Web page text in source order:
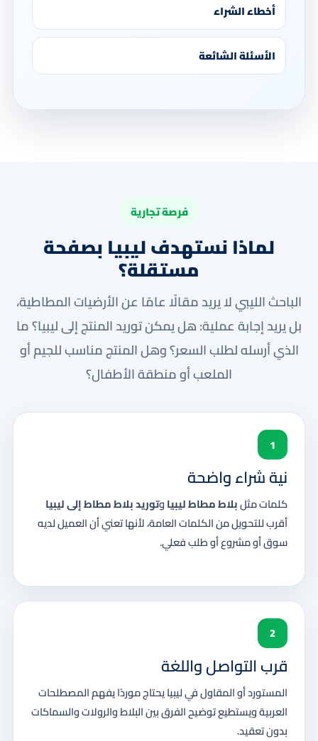
أخطاء الشراء
الأسئلة الشائعة
فرصة تجارية
لماذا نستهدف ليبيا بصفحة
مستقلة؟
الباحث الليبي لا يريد مقالًا عامًا عن الأرضيات المطاطية،
بل يريد إجابة عملية: هل يمكن توريد المنتج إلى ليبيا؟ ما
الذي أرسله لطلب السعر؟ وهل المنتج مناسب للجيم أو
الملعب أو منطقة الأطفال؟
1
نية شراء واضحة
كلمات مثلبلاط مطاط ليبياوتوريد بلاط مطاط إلى ليبيا
أقرب للتحويل من الكلمات العامة، لأنها تعني أن العميل لديه
سوق أو مشروع أو طلب فعلي.
2
قرب التواصل واللغة
المستورد أو المقاول في ليبيا يحتاج موردًا يفهم المصطلحات
العربية ويستطيع توضيح الفرق بين البلاط والرولات والسماكات
بدون تعقيد.